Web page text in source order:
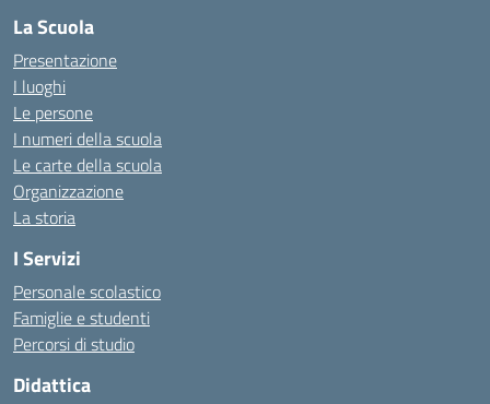
La Scuola
Presentazione
I luoghi
Le persone
I numeri della scuola
Le carte della scuola
Organizzazione
La storia
I Servizi
Personale scolastico
Famiglie e studenti
Percorsi di studio
Didattica